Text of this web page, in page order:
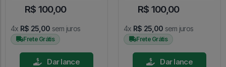
R$ 100,00
4x R$ 25,00 sem juros
Frete Grátis
Dar lance
R$ 100,00
4x R$ 25,00 sem juros
Frete Grátis
Dar lance